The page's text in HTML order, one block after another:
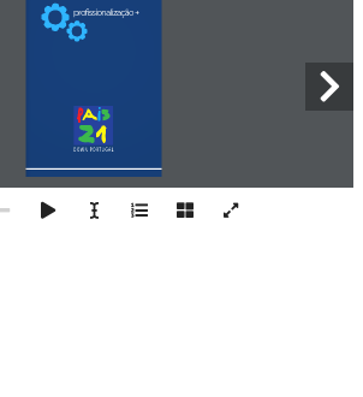
profissionalização +
DOWN PORTUGAL